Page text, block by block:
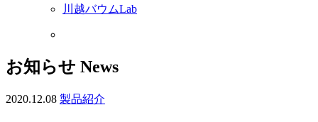
川越バウムLab
お知らせ News
2020.12.08 製品紹介